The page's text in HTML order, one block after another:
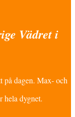
Vädret i
på dagen. Max- och
hela dygnet.